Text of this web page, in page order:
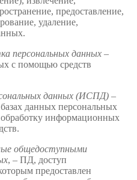
предоставление,
удаление,
персональных данных –
с помощью средств
данных (ИСПД) –
данных персональных
информационных
общедоступными
, – ПД, доступ
предоставлен